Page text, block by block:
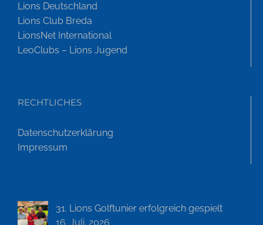
Lions Deutschland
Lions Club Breda
LionsNet International
LeoClubs – Lions Jugend
RECHTLICHES
Datenschutzerklärung
Impressum
31. Lions Golftunier erfolgreich gespielt
16. Juli. 2026